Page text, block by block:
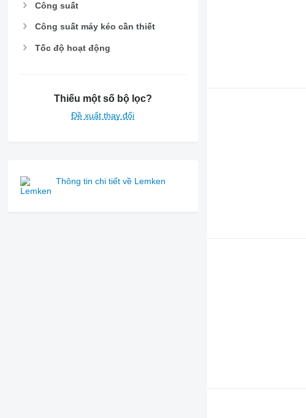
Công suất
Công suất máy kéo cần thiết
Tốc độ hoạt động
Thiếu một số bộ lọc?
Đề xuất thay đổi
Thông tin chi tiết về Lemken